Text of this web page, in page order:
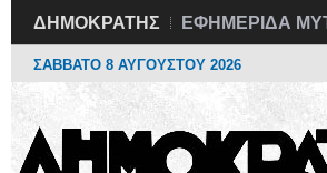
ΔΗΜΟΚΡΑΤΗΣ ΕΦΗΜΕΡΙΔΑ
ΣΑΒΒΑΤΟ 8 ΑΥΓΟΥΣΤΟΥ 2026